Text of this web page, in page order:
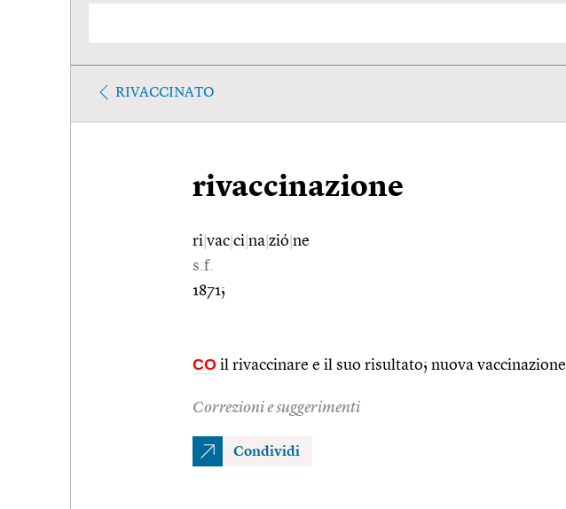
RIVACCINATO
rivaccinazione
ri vac ci na zió ne
s.f.
1871;
CO il rivaccinare e il suo risultato; nuova vaccinazione
Correzioni e suggerimenti
Condividi